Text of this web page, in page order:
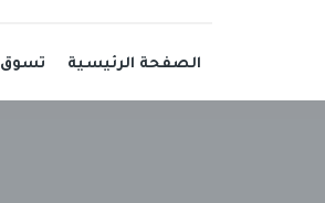
الصفحة الرئيسية تسوق